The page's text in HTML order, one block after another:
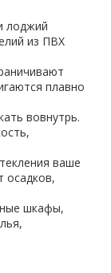
лоджий
из ПВХ
плавно
вовнутрь.
ваше
осадков,
шкафы,